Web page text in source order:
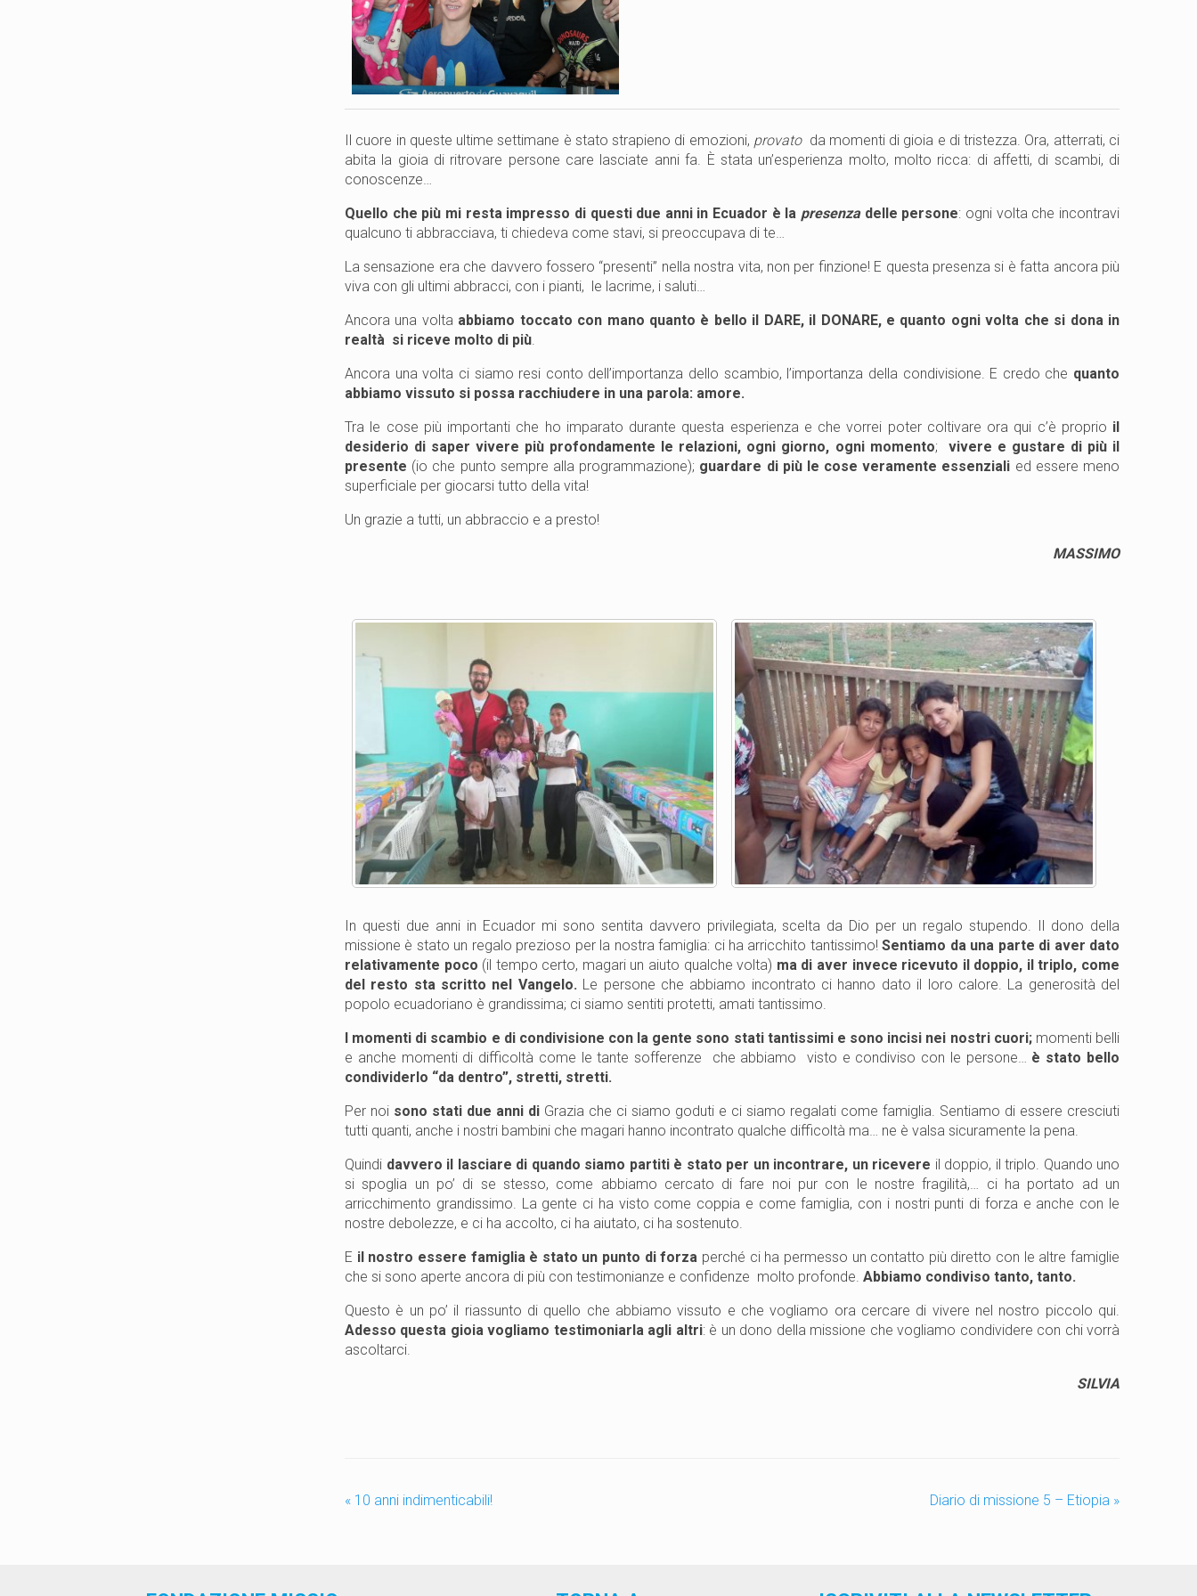
Il cuore in queste ultime settimane è stato strapieno di emozioni, provatoda momenti di gioia e di tristezza. Ora, atterrati, ci
abita la gioia di ritrovare persone care lasciate anni fa. È stata un’esperienza molto, molto ricca: di affetti, di scambi, di
conoscenze…
Quello che più mi resta impresso di questi due anni in Ecuador è la presenzadelle persone: ogni volta che incontravi
qualcuno ti abbracciava, ti chiedeva come stavi, si preoccupava di te…
La sensazione era che davvero fossero “presenti” nella nostra vita, non per finzione! E questa presenza si è fatta ancora più
viva con gli ultimi abbracci, con i pianti, le lacrime, i saluti…
Ancora una volta abbiamo toccato con mano quanto è bello il DARE, il DONARE, e quanto ogni volta che si dona in
realtà si riceve molto di più.
Ancora una volta ci siamo resi conto dell’importanza dello scambio, l’importanza della condivisione. E credo che quanto
abbiamo vissuto si possa racchiudere in una parola: amore.
Tra le cose più importanti che ho imparato durante questa esperienza e che vorrei poter coltivare ora qui c’è proprio il
desiderio di saper vivere più profondamente le relazioni, ogni giorno, ogni momento; vivere e gustare di più il
presente (io che punto sempre alla programmazione); guardare di più le cose veramente essenziali ed essere meno
superficiale per giocarsi tutto della vita!
Un grazie a tutti, un abbraccio e a presto!
MASSIMO
In questi due anni in Ecuador mi sono sentita davvero privilegiata, scelta da Dio per un regalo stupendo. Il dono della
missione è stato un regalo prezioso per la nostra famiglia: ci ha arricchito tantissimo!Sentiamo da una parte di aver dato
relativamente poco (il tempo certo, magari un aiuto qualche volta) ma di aver invece ricevuto il doppio, il triplo, come
del resto sta scritto nel Vangelo. Le persone che abbiamo incontrato ci hanno dato il loro calore. La generosità del
popolo ecuadoriano è grandissima; ci siamo sentiti protetti, amati tantissimo.
I momenti di scambio e di condivisione con la gente sono stati tantissimi e sono incisi nei nostri cuori; momenti belli
e anche momenti di difficoltà come le tante sofferenze che abbiamo visto e condiviso con le persone… è stato bello
condividerlo “da dentro”, stretti, stretti.
Per noi sono stati due anni di Grazia che ci siamo goduti e ci siamo regalati come famiglia. Sentiamo di essere cresciuti
tutti quanti, anche i nostri bambini che magari hanno incontrato qualche difficoltà ma… ne è valsa sicuramente la pena.
Quindi davvero il lasciare di quando siamo partiti è stato per un incontrare, un ricevere il doppio, il triplo. Quando uno
si spoglia un po’ di se stesso, come abbiamo cercato di fare noi pur con le nostre fragilità,… ci ha portato ad un
arricchimento grandissimo. La gente ci ha visto come coppia e come famiglia, con i nostri punti di forza e anche con le
nostre debolezze, e ci ha accolto, ci ha aiutato, ci ha sostenuto.
E il nostro essere famiglia è stato un punto di forza perché ci ha permesso un contatto più diretto con le altre famiglie
che si sono aperte ancora di più con testimonianze e confidenze molto profonde. Abbiamo condiviso tanto, tanto.
Questo è un po’ il riassunto di quello che abbiamo vissuto e che vogliamo ora cercare di vivere nel nostro piccolo qui.
Adesso questa gioia vogliamo testimoniarla agli altri: è un dono della missione che vogliamo condividere con chi vorrà
ascoltarci.
SILVIA
« 10 anni indimenticabili! Diario di missione 5 – Etiopia »